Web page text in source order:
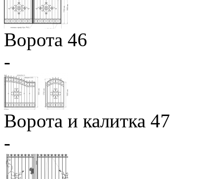
Ворота 46
-
Ворота и калитка 47
-